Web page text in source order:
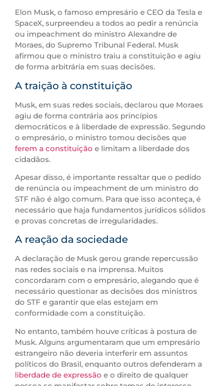
Elon Musk, o famoso empresário e CEO da Tesla e
SpaceX, surpreendeu a todos ao pedir a renúncia
ou impeachment do ministro Alexandre de
Moraes, do Supremo Tribunal Federal. Musk
afirmou que o ministro traiu a constituição e agiu
de forma arbitrária em suas decisões.
A traição à constituição
Musk, em suas redes sociais, declarou que Moraes
agiu de forma contrária aos princípios
democráticos e à liberdade de expressão. Segundo
o empresário, o ministro tomou decisões que
ferem a constituição e limitam a liberdade dos
cidadãos.
Apesar disso, é importante ressaltar que o pedido
de renúncia ou impeachment de um ministro do
STF não é algo comum. Para que isso aconteça, é
necessário que haja fundamentos jurídicos sólidos
e provas concretas de irregularidades.
A reação da sociedade
A declaração de Musk gerou grande repercussão
nas redes sociais e na imprensa. Muitos
concordaram com o empresário, alegando que é
necessário questionar as decisões dos ministros
do STF e garantir que elas estejam em
conformidade com a constituição.
No entanto, também houve críticas à postura de
Musk. Alguns argumentaram que um empresário
estrangeiro não deveria interferir em assuntos
políticos do Brasil, enquanto outros defenderam a
liberdade de expressão e o direito de qualquer